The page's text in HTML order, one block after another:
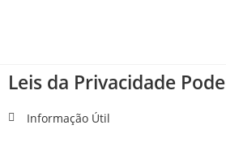
Leis da Privacidade
Informação Útil